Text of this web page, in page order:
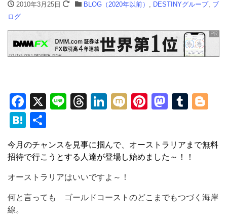
2010年3月25日 BLOG（2020年以前） , DESTINYグループ, ブ
ログ
Facebook
X LineThreads
LinkedIn
MixiPinterest
Hatena
今月のチャンスを見事に掴んで、オーストラリアまで無料
招待で行こうとする人達が登場し始めました～！！
オーストラリアはいいですよ～！
何と言っても ゴールドコーストのどこまでもつづく海岸
線。